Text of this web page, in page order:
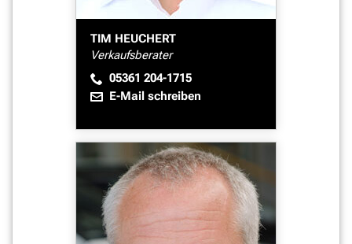
TIM HEUCHERT
Verkaufsberater
05361 204-1715
E-Mail schreiben